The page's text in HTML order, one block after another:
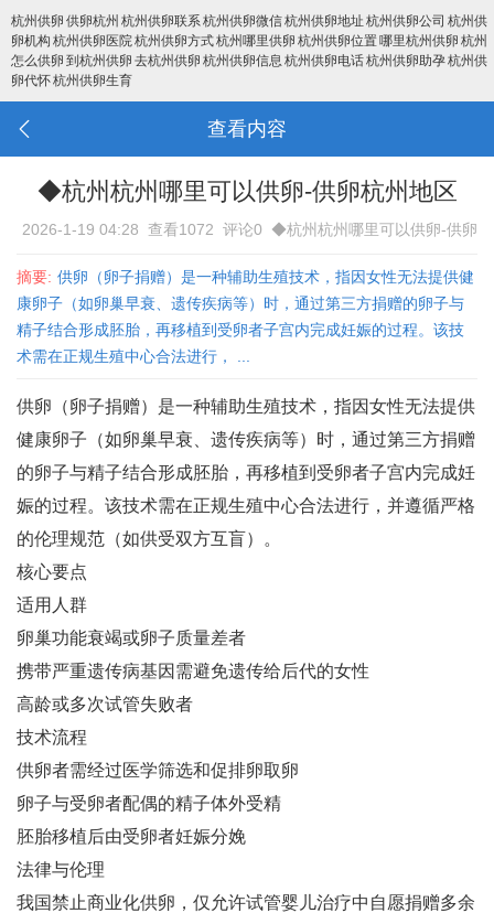
杭州供卵 供卵杭州 杭州供卵联系杭州供卵微信杭州供卵地址 杭州供卵公司 杭州供
卵机构 杭州供卵医院杭州供卵方式杭州哪里供卵 杭州供卵位置哪里杭州供卵 杭州
怎么供卵 到杭州供卵 去杭州供卵 杭州供卵信息 杭州供卵电话杭州供卵助孕杭州供
卵代怀杭州供卵生育
查看内容
◆杭州杭州哪里可以供卵-供卵杭州地区
2026-1-19 04:28 查看1072 评论0
◆杭州杭州哪里可以供卵-供卵
摘要: 供卵（卵子捐赠）是一种辅助生殖技术，指因女性无法提供健
康卵子（如卵巢早衰、遗传疾病等）时，通过第三方捐赠的卵子与
精子结合形成胚胎，再移植到受卵者子宫内完成妊娠的过程‌。该技
术需在正规生殖中心合法进行， ...
供卵（卵子捐赠）是一种辅助生殖技术，指因女性无法提供
健康卵子（如卵巢早衰、遗传疾病等）时，通过第三方捐赠
的卵子与精子结合形成胚胎，再移植到受卵者子宫内完成妊
娠的过程‌。该技术需在正规生殖中心合法进行，并遵循严格
的伦理规范（如供受双方互盲）‌。
核心要点
适用人群‌
卵巢功能衰竭或卵子质量差者‌
携带严重遗传病基因需避免遗传给后代的女性‌
高龄或多次试管失败者‌
技术流程‌
供卵者需经过医学筛选和促排卵取卵‌
卵子与受卵者配偶的精子体外受精‌
胚胎移植后由受卵者妊娠分娩‌
法律与伦理‌
我国禁止商业化供卵，仅允许试管婴儿治疗中自愿捐赠多余